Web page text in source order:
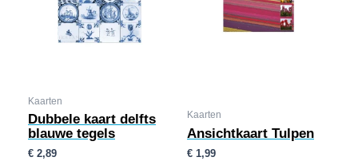
Kaarten
Dubbele kaart delfts
blauwe tegels
€ 2,89
Kaarten
Ansichtkaart Tulpen
€ 1,99